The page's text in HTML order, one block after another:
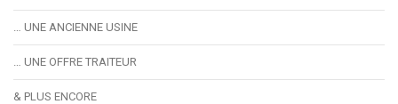
… UNE ANCIENNE USINE
… UNE OFFRE TRAITEUR
& PLUS ENCORE